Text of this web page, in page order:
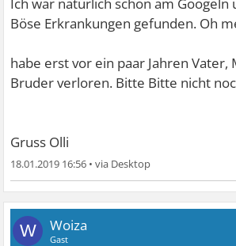
Böse Erkrankungen gefunden. Oh
habe erst vor ein paar Jahren Vater,
Bruder verloren. Bitte Bitte nicht
Gruss Olli
18.01.2019 16:56 •
W Woiza
Gast